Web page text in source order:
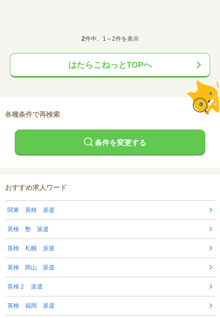
2件中、1～2件を表示
はたらこねっとTOPへ
各種条件で再検索
条件を変更する
おすすめ求人ワード
関東 英検 派遣
英検 塾 派遣
英検 札幌 派遣
英検 岡山 派遣
英検２ 派遣
英検 福岡 派遣